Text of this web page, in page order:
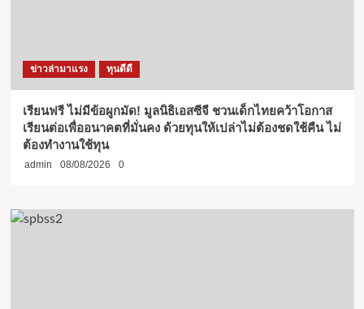
ข่าวล่ามาแรง ทุนดีดี
เรียนฟรี ไม่มีข้อผูกมัด! มูลนิธิเอสซีจี ชวนเด็กไทยคว้าโอกาส
เรียนต่อเพื่ออนาคตที่มั่นคง ด้วยทุนให้เปล่าไม่ต้องชดใช้คืน ไม่
ต้องทำงานใช้ทุน
admin 08/08/2026 0